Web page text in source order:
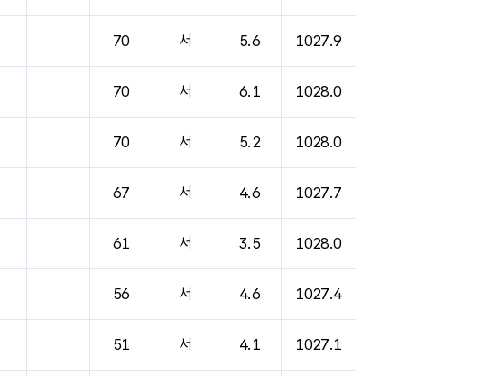
70 서 5.6 1027.9
70 서 6.1 1028.0
70 서 5.2 1028.0
67 서 4.6 1027.7
61 서 3.5 1028.0
56 서 4.6 1027.4
51 서 4.1 1027.1